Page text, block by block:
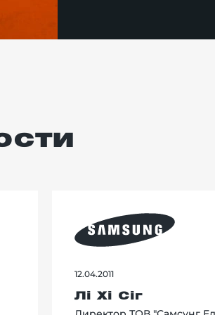
12.04.2011
Лі Хі Сіг